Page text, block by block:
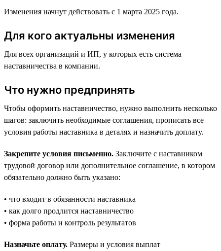
Изменения начнут действовать с 1 марта 2025 года.
Для кого актуальны изменения
Для всех организаций и ИП, у которых есть система
наставничества в компании.
Что нужно предпринять
Чтобы оформить наставничество, нужно выполнить несколько
шагов: заключить необходимые соглашения, прописать все
условия работы наставника в деталях и назначить доплату.
Закрепите условия письменно. Заключите с наставником
трудовой договор или дополнительное соглашение, в котором
обязательно должно быть указано:
• что входит в обязанности наставника
• как долго продлится наставничество
• форма работы и контроль результатов
Назначьте оплату. Размеры и условия выплат